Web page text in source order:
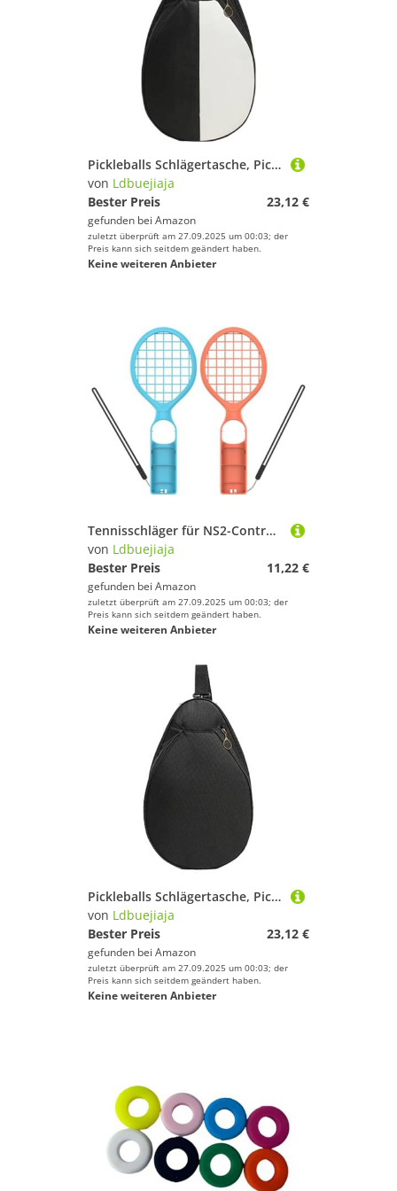
Griffband von Ldbuejiaja
Pickleballs Schlägertasche, Pickleballs, Schlägertasche, Schlägeraufbewahrung, Pickleballs, Paddelhüllen, Paddelhülsen, Reißverschlüsse, Designs
von Ldbuejiaja
Bester Preis
23,12 €
gefunden bei Amazon
zuletzt überprüft am 27.09.2025 um 00:03; der
Preis kann sich seitdem geändert haben.
Keine weiteren Anbieter
Tennisschläger für NS2-Controller, Tennisschlägergriff mit Handschlaufe, Schlüsselband, Controller-Griffe, 2 Stück
von Ldbuejiaja
Bester Preis
11,22 €
gefunden bei Amazon
zuletzt überprüft am 27.09.2025 um 00:03; der
Preis kann sich seitdem geändert haben.
Keine weiteren Anbieter
Pickleballs Schlägertasche, Pickleballs, Schlägertasche, Schlägeraufbewahrung, Pickleballs, Paddelhüllen, Paddelhülsen, Reißverschlüsse, Designs
von Ldbuejiaja
Bester Preis
23,12 €
gefunden bei Amazon
zuletzt überprüft am 27.09.2025 um 00:03; der
Preis kann sich seitdem geändert haben.
Keine weiteren Anbieter